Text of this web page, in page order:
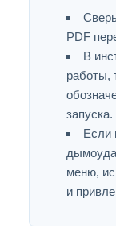
PDF
В
работы,
запуска.
Если
меню,
и